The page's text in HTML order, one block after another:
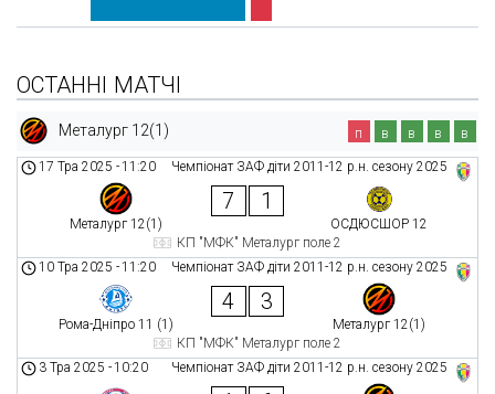
ОСТАННІ МАТЧІ
Металург 12(1) п в в в в
Чемпіонат ЗАФ діти 2011-12 р.н. сезону 2025
17 Тра 2025 -11:20
Металург 12(1)
7 1
ОСДЮСШОР 12
КП "МФК" Металург поле 2
Чемпіонат ЗАФ діти 2011-12 р.н. сезону 2025
10 Тра 2025 -11:20
Рома-Дніпро 11 (1)
4 3
Металург 12(1)
КП "МФК" Металург поле 2
Чемпіонат ЗАФ діти 2011-12 р.н. сезону 2025
3 Тра 2025 -10:20